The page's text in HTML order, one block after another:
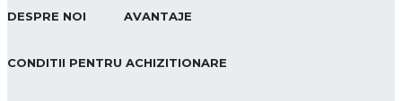
DESPRE NOI AVANTAJE
CONDITII PENTRU ACHIZITIONARE